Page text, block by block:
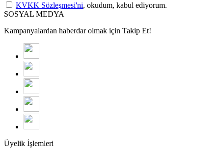
KVKK Sözleşmesi'ni, okudum, kabul ediyorum.
SOSYAL MEDYA
Kampanyalardan haberdar olmak için Takip Et!
Üyelik İşlemleri